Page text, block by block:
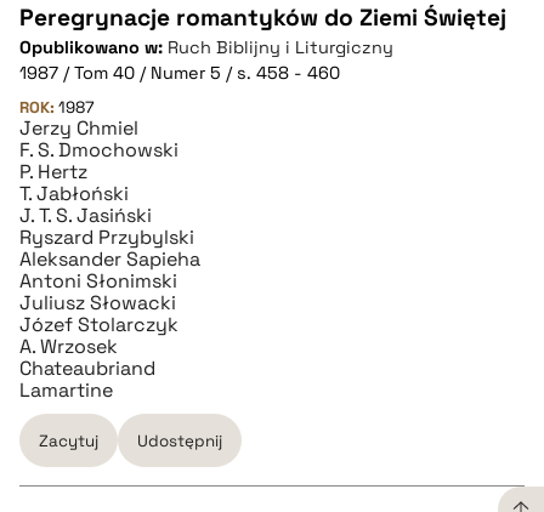
pobierz cytat
CZYSTY TEKST
pobierz cytat
BIBTEX
pobierz cytat
Peregrynacje romantyków do Ziemi Świętej
Opublikowano w: Ruch Biblijny i Liturgiczny
1987 / Tom 40 / Numer 5 / s. 458 - 460
ROK: 1987
Jerzy Chmiel
F. S. Dmochowski
P. Hertz
T. Jabłoński
J. T. S. Jasiński
Ryszard Przybylski
Aleksander Sapieha
Antoni Słonimski
Juliusz Słowacki
Józef Stolarczyk
A. Wrzosek
Chateaubriand
Lamartine
Zacytuj Udostępnij